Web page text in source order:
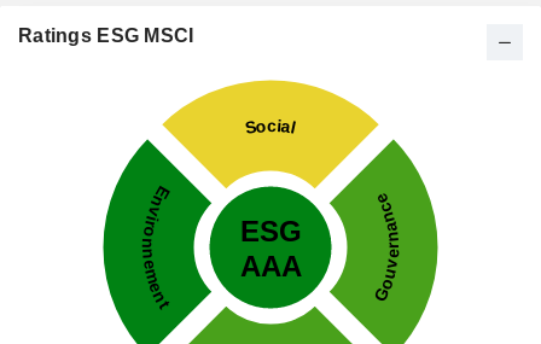
Ratings ESG MSCI